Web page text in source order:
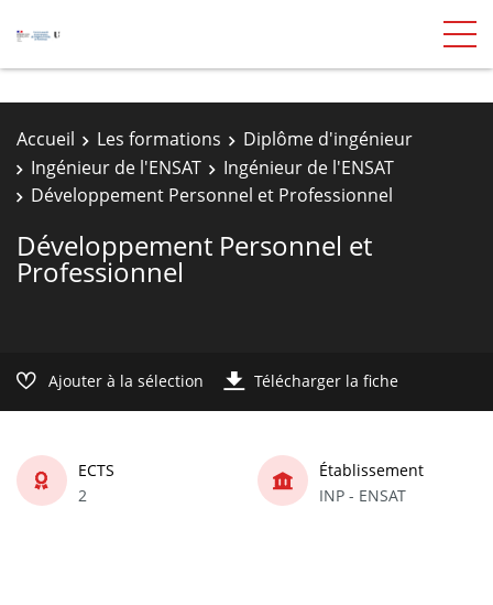
Accueil Les formations
Diplôme d'ingénieur
Ingénieur de l'ENSAT
Ingénieur de l'ENSAT
Développement Personnel et Professionnel
Développement Personnel et
Professionnel
Ajouter à la sélection Télécharger la fiche
ECTS
2
Établissement
INP - ENSAT